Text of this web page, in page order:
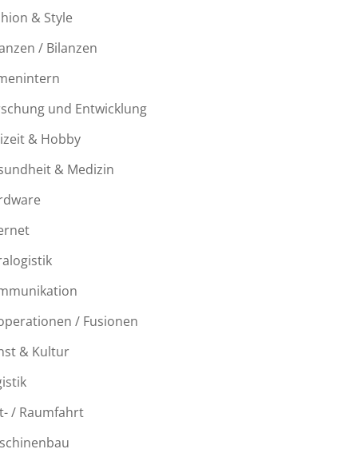
& Style
/ Bilanzen
und Entwicklung
& Hobby
& Medizin
/ Fusionen
& Kultur
/ Raumfahrt